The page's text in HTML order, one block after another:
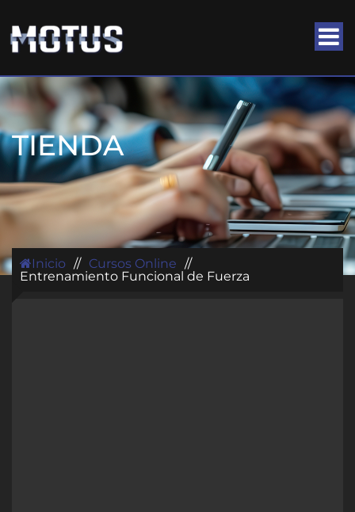
TIENDA
Inicio // Cursos Online //
Entrenamiento Funcional de Fuerza